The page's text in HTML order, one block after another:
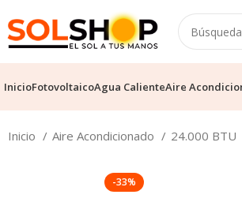
InicioFotovoltaicoAgua CalienteAire
Inicio Aire Acondicionado 24.000 BTU
-33%